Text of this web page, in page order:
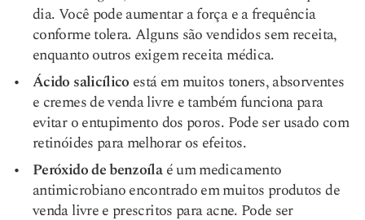
dia. Você pode aumentar a força e a frequência
conforme tolera. Alguns são vendidos sem receita,
enquanto outros exigem receita médica.
Ácido salicílico está em muitos toners, absorventes
e cremes de venda livre e também funciona para
evitar o entupimento dos poros. Pode ser usado com
retinóides para melhorar os efeitos.
Peróxido de benzoílaé um medicamento
antimicrobiano encontrado em muitos produtos de
venda livre e prescritos para acne. Pode ser